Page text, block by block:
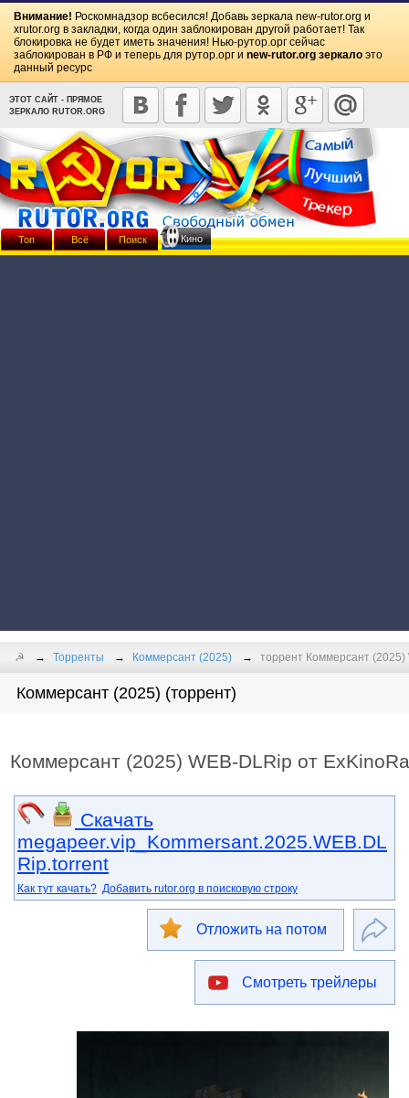
Внимание! Роскомнадзор всбесился! Добавь зеркала new-rutor.org и
xrutor.org в закладки, когда один заблокирован другой работает! Так
блокировка не будет иметь значения! Нью-рутор.орг сейчас
заблокирован в РФ и теперь для рутор.орг и new-rutor.org зеркало это
данный ресурс
ЭТОТ САЙТ - ПРЯМОЕ
ЗЕРКАЛО RUTOR.ORG
☭ Торренты Коммерсант (2025) торрент Коммерсант
Коммерсант (2025) (торрент)
Коммерсант (2025) WEB-DLRip от
Скачать
megapeer.vip_Kommersant.2025.WEB.DL
Rip.torrent
Как тут качать? Добавить rutor.org в поисковую строку
Отложить на потом
Смотреть трейлеры